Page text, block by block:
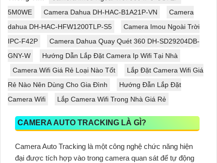
5M0WE
Camera Dahua DH-HAC-B1A21P-VN
Camera
dahua DH-HAC-HFW1200TLP-S5
Camera Imou Ngoài Trời
IPC-F42P
Camera Dahua Quay Quét 360 DH-SD29204DB-
GNY-W
Hướng Dẫn Lắp Đặt Camera Ip Wifi Tại Nhà
Camera Wifi Giá Rẻ Loại Nào Tốt
Lắp Đặt Camera Wifi Giá
Rẻ Nào Nên Dùng Cho Gia Đình
Hướng Đẫn Lắp Đặt
Camera Wifi
Lắp Camera Wifi Trong Nhà Giá Rẻ
CAMERA AUTO TRACKING LÀ GÌ?
Camera Auto Tracking là một công nghệ chức năng hiện
đại được tích hợp vào trong camera quan sát để tự động